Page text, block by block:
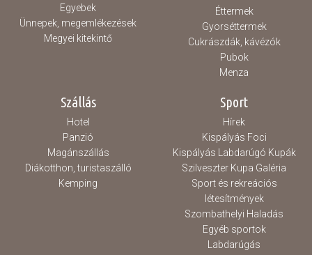
Egyebek
Ünnepek, megemlékezések
Megyei kitekintő
Éttermek
Gyorséttermek
Cukrászdák, kávézók
Pubok
Menza
Szállás
Hotel
Panzió
Magánszállás
Diákotthon, turistaszálló
Kemping
Sport
Hírek
Kispályás Foci
Kispályás Labdarúgó Kupák
Szilveszter Kupa Galéria
Sport és rekreációs
létesítmények
Szombathelyi Haladás
Egyéb sportok
Labdarúgás